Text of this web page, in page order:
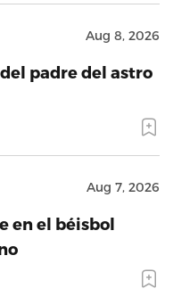
Aug 8, 2026
padre del astro
Aug 7, 2026
en el béisbol